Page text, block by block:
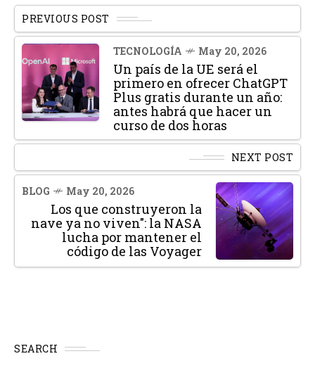
PREVIOUS POST
TECNOLOGÍA May 20, 2026
Un país de la UE será el
primero en ofrecer ChatGPT
Plus gratis durante un año:
antes habrá que hacer un
curso de dos horas
NEXT POST
BLOG May 20, 2026
Los que construyeron la
nave ya no viven": la NASA
lucha por mantener el
código de las Voyager
SEARCH